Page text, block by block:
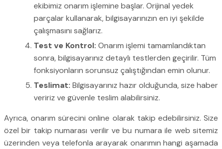
ekibimiz onarım işlemine başlar. Orijinal yedek
parçalar kullanarak, bilgisayarınızın en iyi şekilde
çalışmasını sağlarız.
Test ve Kontrol: Onarım işlemi tamamlandıktan
sonra, bilgisayarınız detaylı testlerden geçirilir. Tüm
fonksiyonların sorunsuz çalıştığından emin olunur.
Teslimat: Bilgisayarınız hazır olduğunda, size haber
veririz ve güvenle teslim alabilirsiniz.
Ayrıca, onarım sürecini online olarak takip edebilirsiniz. Size
özel bir takip numarası verilir ve bu numara ile web sitemiz
üzerinden veya telefonla arayarak onarımın hangi aşamada